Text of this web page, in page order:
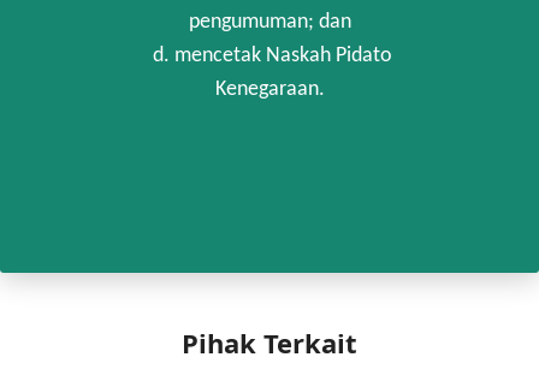
pengumuman; dan
d. mencetak Naskah Pidato
Kenegaraan.
Pihak Terkait